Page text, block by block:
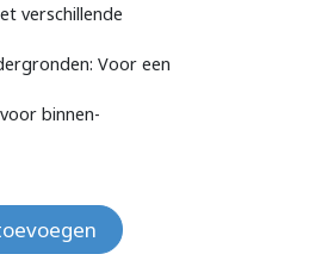
verschillende
Voor een
binnen-